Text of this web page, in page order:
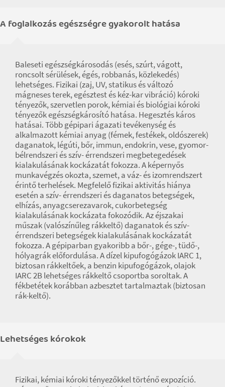
A foglalkozás egészségre gyakorolt hatása
Baleseti egészségkárosodás (esés, szúrt, vágott,
roncsolt sérülések, égés, robbanás, közlekedés)
lehetséges. Fizikai (zaj, UV, statikus és változó
mágneses terek, egésztest és kéz-kar vibráció) kóroki
tényezők, szervetlen porok, kémiai és biológiai kóroki
tényezők egészségkárosító hatása. Hegesztés káros
hatásai. Több gépipari ágazati tevékenység és
alkalmazott kémiai anyag (fémek, festékek, oldószerek)
daganatok, légúti, bőr, immun, endokrin, vese, gyomor-
bélrendszeri és szív- érrendszeri megbetegedések
kialakulásának kockázatát fokozza. A képernyős
munkavégzés okozta, szemet, a váz- és izomrendszert
érintő terhelések. Megfelelő fizikai aktivitás hiánya
esetén a szív- érrendszeri és daganatos betegségek,
elhízás, anyagcserezavarok, cukorbetegség
kialakulásának kockázata fokozódik. Az éjszakai
műszak (valószínűleg rákkeltő) daganatok és szív-
érrendszeri betegségek kialakulásának kockázatát
fokozza. A gépiparban gyakoribb a bőr-, gége-, tüdő-,
hólyagrák előfordulása. A dízel kipufogógázok IARC 1,
biztosan rákkeltőek, a benzin kipufogógázok, olajok
IARC 2B lehetséges rákkeltő csoportba soroltak. A
fékbetétek korábban azbesztet tartalmaztak (biztosan
rák-keltő).
Lehetséges kórokok
Fizikai, kémiai kóroki tényezőkkel történő expozíció.